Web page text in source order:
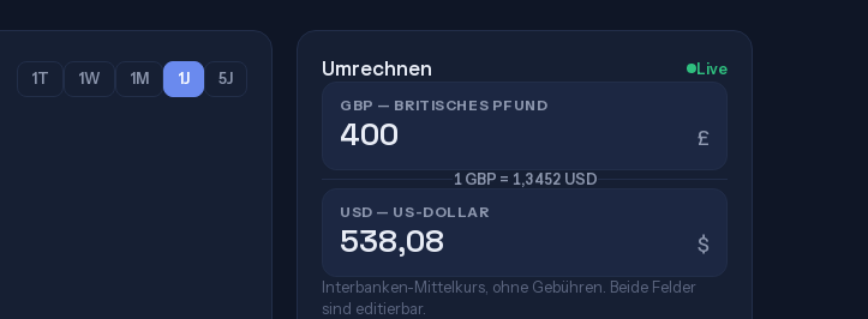
1T 1W 1M 1J 5J Umrechnen Live
GBP — BRITISCHES PFUND
£
1 GBP = 1,3452 USD
USD — US-DOLLAR
$
Interbanken-Mittelkurs, ohne Gebühren. Beide Felder
sind editierbar.